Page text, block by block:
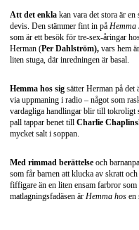
Att det enkla kan vara det stora är en
devis. Den stämmer fint in på Hemma
som är ett besök för tre-sex-åringar
Herman (Per Dahlström), vars hem
liten stuga, där inredningen är basal.
Hemma hos sig sätter Herman på det
via uppmaning i radio – något som
vardagliga handlingar blir till tokroligt
pall tappar benet till Charlie
mycket salt i soppan.
Med rimmad berättelse och
som får barnen att klucka av skratt
fiffigare än en liten ensam farbror
matlagningsfadäsen är Hemma hos en